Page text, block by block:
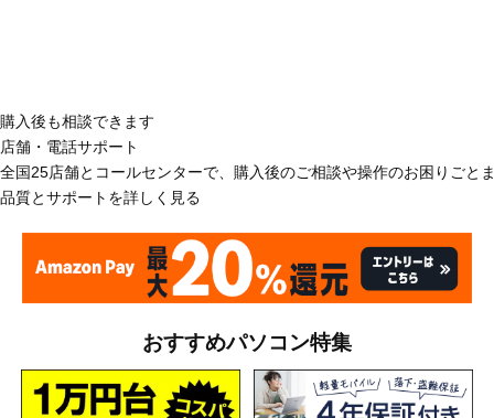
購入後も相談できます
店舗・電話サポート
全国25店舗とコールセンターで、購入後のご相談や操作のお困りごと
品質とサポートを詳しく見る
おすすめパソコン特集